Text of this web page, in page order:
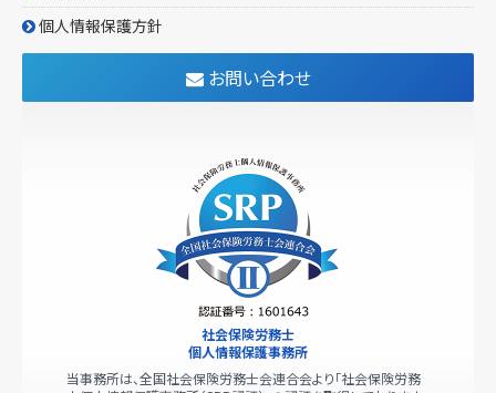
個人情報保護方針
お問い合わせ
社会保険労務士
個人情報保護事務所
当事務所は、全国社会保険労務士会連合会より「社会保険労務